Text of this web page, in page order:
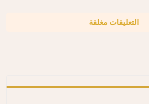
التعليقات مغلقة